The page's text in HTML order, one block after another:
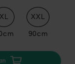
XL XXL
90cm